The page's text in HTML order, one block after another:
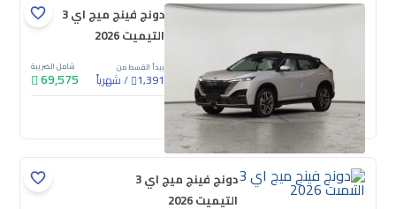
دونج فينج ميج اي 3
التيميت 2026
يبدأ القسط من
1,391
/شهرياً
شامل الضريبة
69,575
جديدة
دونج فينج ميج اي 3
التيميت 2026